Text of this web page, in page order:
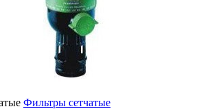
Фильтры сетчатые